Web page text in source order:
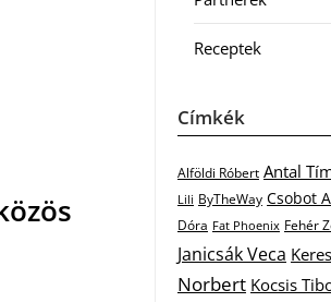
Receptek
Címkék
Alföldi Róbert Antal
Lili ByTheWay Csobot
Dóra Fat Phoenix Fehér
Janicsák Veca
Norbert Kocsis